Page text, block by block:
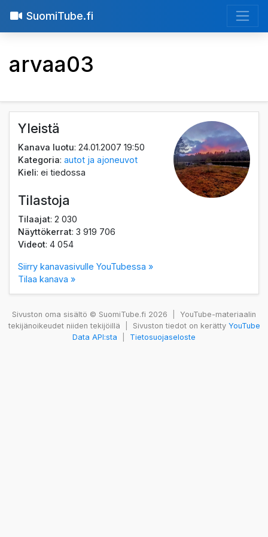
SuomiTube.fi
arvaa03
Yleistä
Kanava luotu: 24.01.2007 19:50
Kategoria:autot ja ajoneuvot
Kieli: ei tiedossa
Tilastoja
Tilaajat: 2 030
Näyttökerrat: 3 919 706
Videot: 4 054
Siirry kanavasivulle YouTubessa »
Tilaa kanava »
Sivuston oma sisältö © SuomiTube.fi 2026
YouTube-materiaalin
tekijänoikeudet niiden tekijöillä
Sivuston tiedot on kerätty YouTube
Data API:sta
Tietosuojaseloste